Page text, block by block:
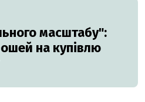
масштабу":
на купівлю